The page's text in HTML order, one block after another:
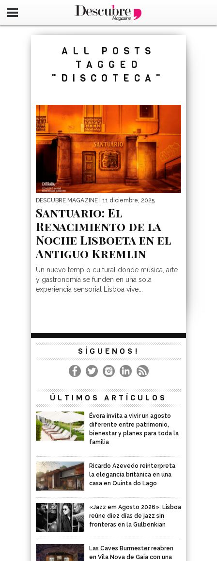
google-site-
ALL POSTS
TAGGED
"DISCOTECA"
DESCUBRE MAGAZINE | 11 diciembre, 2025
Santuario: El
Renacimiento de la
Noche Lisboeta en el
Antiguo Kremlin
Un nuevo templo cultural donde música, arte
y gastronomía se funden en una sola
experiencia sensorial Lisboa vive...
SÍGUENOS!
ÚLTIMOS ARTÍCULOS
Évora invita a vivir un agosto
diferente entre patrimonio,
bienestar y planes para toda la
familia
Ricardo Azevedo reinterpreta
la elegancia británica en una
casa en Quinta do Lago
«Jazz em Agosto 2026»: Lisboa
reúne diez días de jazz sin
fronteras en la Gulbenkian
Las Caves Burmester reabren
en Vila Nova de Gaia con una